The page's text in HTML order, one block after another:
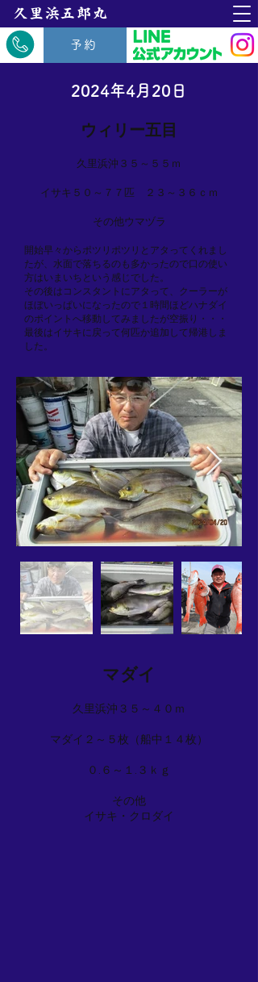
​久里浜五郎丸
予約
2024年4月20日
ウィリー五目
久里浜沖３５～５５ｍ
イサキ５０～７７匹 ２３～３６ｃｍ
その他ウマヅラ
開始早々からポツリポツリとアタってくれまし
たが、水面で落ちるのも多かったので口の使い
方はいまいちという感じでした。
その後はコンスタントにアタって、クーラーが
ほぼいっぱいになったので１時間ほどハナダイ
のポイントへ移動してみましたが空振り・・・
最後はイサキに戻って何匹か追加して帰港しま
した。
マダイ
久里浜沖３５～４０ｍ
マダイ２～５枚（船中１４枚）
０.６～１.３ｋｇ
その他
イサキ・クロダイ